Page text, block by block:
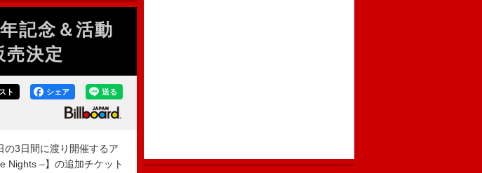
記念＆活動
決定
送る
シェア
ト
3日間に渡り開催するア
Nights –】の追加チケット